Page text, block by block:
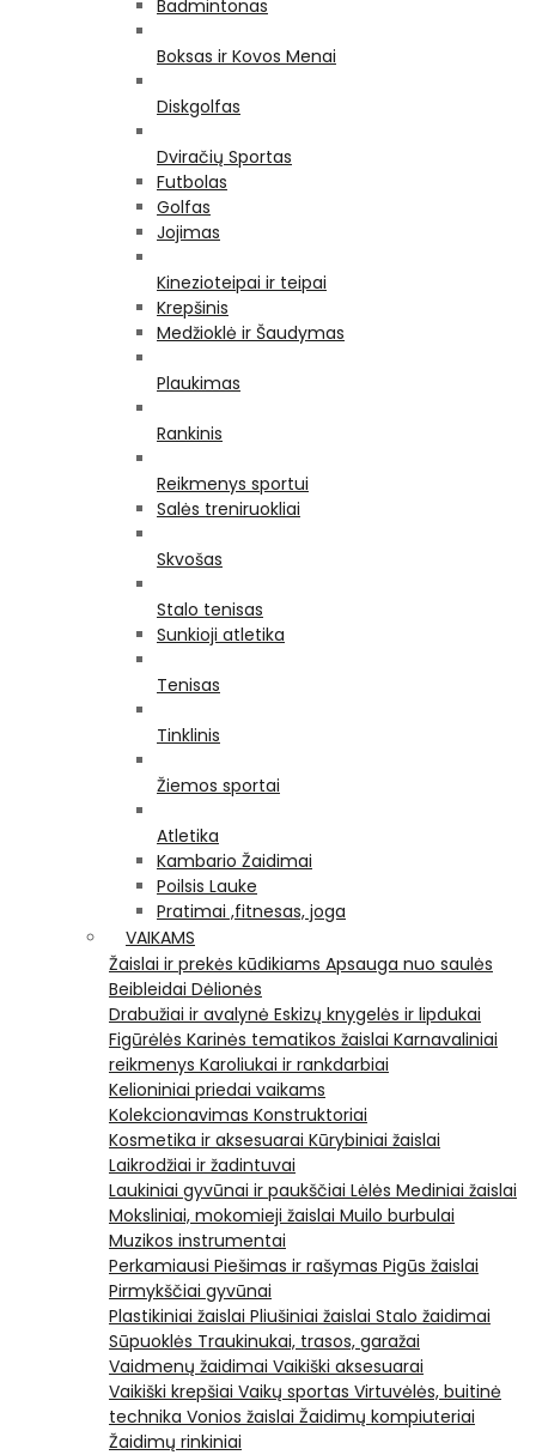
Badmintonas
Boksas ir Kovos Menai
Diskgolfas
Dviračių Sportas
Futbolas
Golfas
Jojimas
Kinezioteipai ir teipai
Krepšinis
Medžioklė ir Šaudymas
Plaukimas
Rankinis
Reikmenys sportui
Salės treniruokliai
Skvošas
Stalo tenisas
Sunkioji atletika
Tenisas
Tinklinis
Žiemos sportai
Atletika
Kambario Žaidimai
Poilsis Lauke
Pratimai ,fitnesas, joga
VAIKAMS
Žaislai ir prekės kūdikiams Apsauga nuo saulės
Beibleidai Dėlionės
Drabužiai ir avalynė Eskizų knygelės ir lipdukai
Figūrėlės Karinės tematikos žaislai Karnavaliniai
reikmenys Karoliukai ir rankdarbiai
Kelioniniai priedai vaikams
Kolekcionavimas Konstruktoriai
Kosmetika ir aksesuarai Kūrybiniai žaislai
Laikrodžiai ir žadintuvai
Laukiniai gyvūnai ir paukščiai Lėlės Mediniai žaislai
Moksliniai, mokomieji žaislai Muilo burbulai
Muzikos instrumentai
Perkamiausi Piešimas ir rašymas Pigūs žaislai
Pirmykščiai gyvūnai
Plastikiniai žaislai Pliušiniai žaislai Stalo žaidimai
Sūpuoklės Traukinukai, trasos, garažai
Vaidmenų žaidimai Vaikiški aksesuarai
Vaikiški krepšiai Vaikų sportas Virtuvėlės, buitinė
technika Vonios žaislai Žaidimų kompiuteriai
Žaidimų rinkiniai